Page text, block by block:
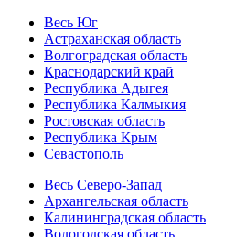
Весь Юг
Астраханская область
Волгоградская область
Краснодарский край
Республика Адыгея
Республика Калмыкия
Ростовская область
Республика Крым
Севастополь
Весь Северо-Запад
Архангельская область
Калининградская область
Вологодская область